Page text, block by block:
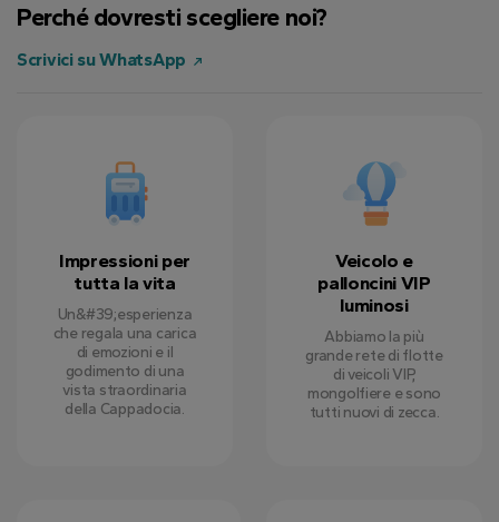
Perché dovresti scegliere noi?
Scrivici su WhatsApp
Impressioni per
tutta la vita
Un&#39;esperienza
che regala una carica
di emozioni e il
godimento di una
vista straordinaria
della Cappadocia.
Veicolo e
palloncini VIP
luminosi
Abbiamo la più
grande rete di flotte
di veicoli VIP,
mongolfiere e sono
tutti nuovi di zecca.